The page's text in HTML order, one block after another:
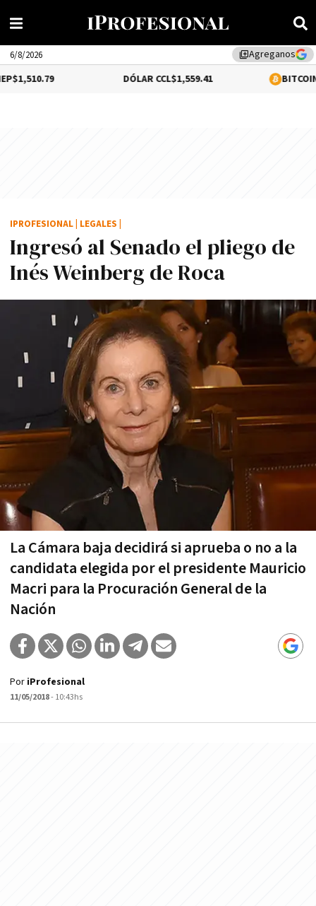
library_addAgreganos
6/8/2026
$1,559.41 0.16%
Ingresó al Senado el pliego de
Inés Weinberg de Roca
La Cámara baja decidirá si aprueba o no a la
candidata elegida por el presidente Mauricio
Macri para la Procuración General de la
Nación
IPROFESIONAL LEGALES
Por iProfesional
11/05/2018- 10:43hs